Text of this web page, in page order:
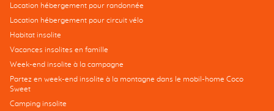
Location hébergement pour randonnée
Location hébergement pour circuit vélo
Habitat insolite
Vacances insolites en famille
Week-end insolite à la campagne
Partez en week-end insolite à la montagne dans le mobil-home Coco
Sweet
Camping insolite